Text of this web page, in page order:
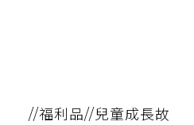
//福利品//兒童成長故